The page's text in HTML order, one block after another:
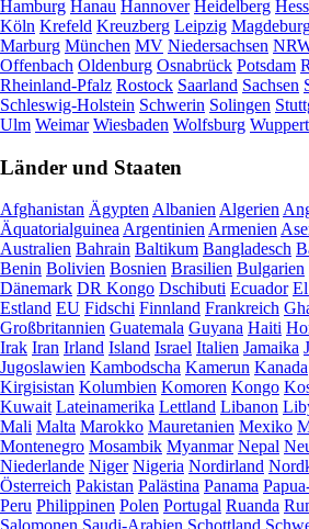
Hamburg Hanau Hannover Heidelberg
Köln Krefeld Kreuzberg Leipzig
Marburg München MV Niedersachsen
Offenbach Oldenburg Osnabrück Potsdam
Rheinland-Pfalz Rostock Saarland Sachsen
Schleswig-Holstein Schwerin Solingen
Ulm Weimar Wiesbaden Wolfsburg
Länder und Staaten
Afghanistan ÄgyptenAlbanienAlgerien
ÄquatorialguineaArgentinienArmenien
Australien Bahrain Baltikum Bangladesch
Benin Bolivien Bosnien Brasilien Bulgarien
Dänemark DR Kongo Dschibuti Ecuador
Estland EU Fidschi Finnland Frankreich
Großbritannien Guatemala Guyana Haiti
Irak Iran Irland Island Israel Italien Jamaika
Jugoslawien Kambodscha Kamerun Kanada
Kirgisistan Kolumbien Komoren Kongo
Kuwait Lateinamerika Lettland Libanon
Mali Malta Marokko Mauretanien Mexiko
Montenegro Mosambik Myanmar Nepal
Niederlande Niger Nigeria Nordirland
Österreich Pakistan Palästina Panama
Peru Philippinen Polen Portugal Ruanda